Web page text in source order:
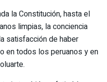
la Constitución, hasta el
limpias, la conciencia
satisfacción de haber
en todos los peruanos y en